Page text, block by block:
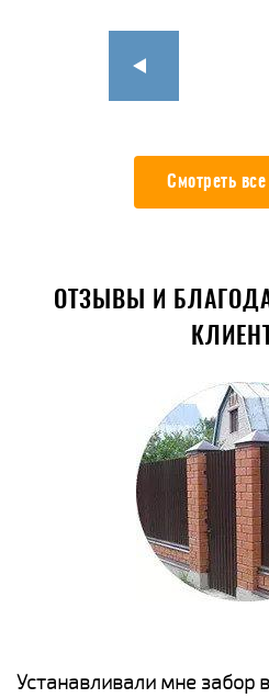
Смотреть
ОТЗЫВЫ И
Устанавливали мне забор